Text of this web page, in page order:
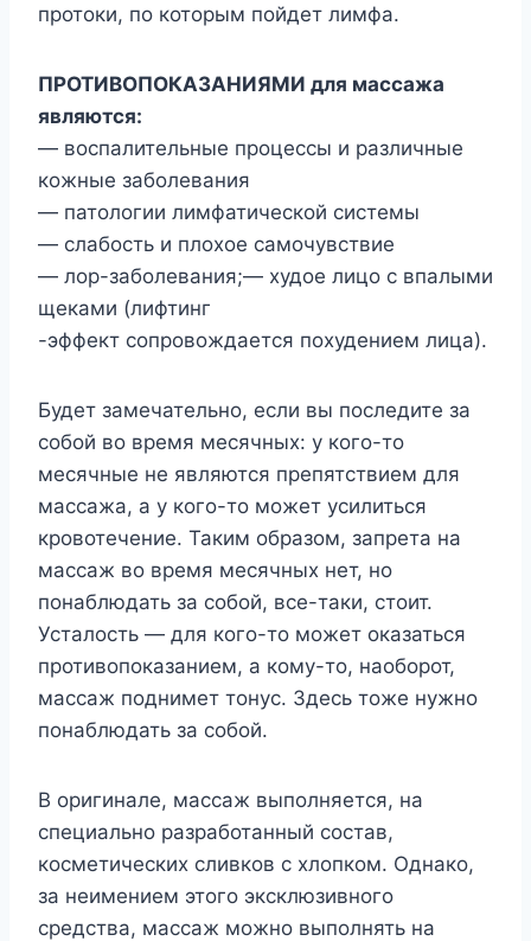
протоки, по которым пойдет лимфа.
ПРОТИВОПОКАЗАНИЯМИ для массажа
являются:
— воспалительные процессы и различные
кожные заболевания
— патологии лимфатической системы
— слабость и плохое самочувствие
— лор-заболевания;— худое лицо с впалыми
щеками (лифтинг
-эффект сопровождается похудением лица).
Будет замечательно, если вы последите за
собой во время месячных: у кого-то
месячные не являются препятствием для
массажа, а у кого-то может усилиться
кровотечение. Таким образом, запрета на
массаж во время месячных нет, но
понаблюдать за собой, все-таки, стоит.
Усталость — для кого-то может оказаться
противопоказанием, а кому-то, наоборот,
массаж поднимет тонус. Здесь тоже нужно
понаблюдать за собой.
В оригинале, массаж выполняется, на
специально разработанный состав,
косметических сливков с хлопком. Однако,
за неимением этого эксклюзивного
средства, массаж можно выполнять на